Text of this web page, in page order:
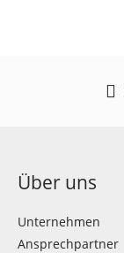
Über uns
Unternehmen
Ansprechpartner